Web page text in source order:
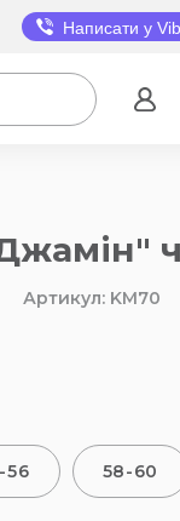
Написати у
Артикул: KM70
56 58-60